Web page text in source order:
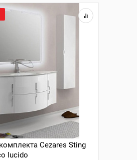
Cezares Sting
lucido